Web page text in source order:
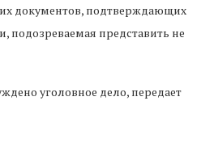
документов, подтверждающих
подозреваемая представить не
уголовное дело, передает